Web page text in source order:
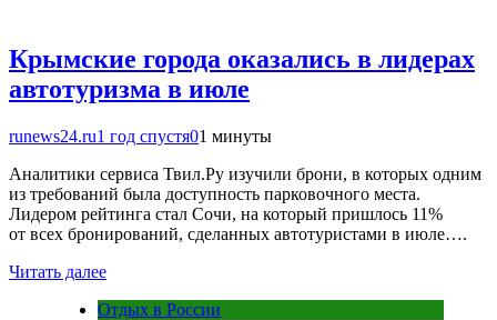
Крымские города оказались в лидерах
автотуризма в июле
runews24.ru1 год спустя01 минуты
Аналитики сервиса Твил.Ру изучили брони, в которых одним
из требований была доступность парковочного места.
Лидером рейтинга стал Сочи, на который пришлось 11%
от всех бронирований, сделанных автотуристами в июле….
Читать далее
Отдых в России